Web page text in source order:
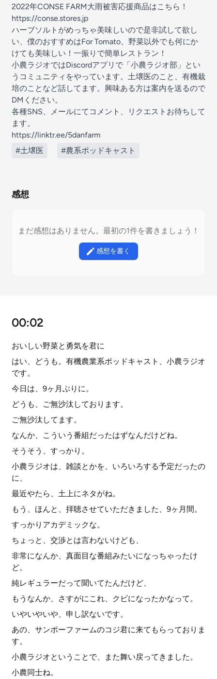
2022年CONSE FARM大雨被害応援商品はこちら！
https://conse.stores.jp
ハーブソルトがめっちゃ美味しいので是非試して欲し
い、僕のおすすめはFor Tomato、野菜以外でも何にか
けても美味しい！一振りで簡単レストラン！
小農ラジオではDiscordアプリで「小農ラジオ部」とい
うコミュニティをやっています。土壌医のこと、有機栽
培のことなど話してます。興味ある方は案内を送るので
DMください。
各種SNS、メールにてコメント、リクエストお待ちして
ます。
https://linktr.ee/5danfarm
#土壌医
#農系ポッドキャスト
感想
まだ感想はありません。最初の1件を書きましょう！
感想を書く
00:02
おいしい野菜と勇気を君に
はい、どうも。有機農業系ポッドキャスト、小農ラジオ
です。
今日は、9ヶ月ぶりに。
どうも、ご無沙汰しております。
ご無沙汰してます。
なんか、こういう番組だったはずなんだけどね。
そうそう、すっかり。
小農ラジオは、雑談とかを、いろいろする予定だったの
に、
最近やたら、土上にネタがね。
もう、ほんと、拝聴させていただきました、9ヶ月間。
すっかりアカデミックな。
ちょっと、交渉とは言わないけども、
非常になんか、真面目な番組みたいになっちゃったけ
ど。
純レギュラーだって聞いてたんだけど、
もうなんか、さすがにこれ、クビになったかなって。
いやいやいや、申し訳ないです。
あの、サンポーファームのコジ君に来てもらっておりま
す。
小農ラジオということで、また舞い戻ってきました。
小農同士ね。